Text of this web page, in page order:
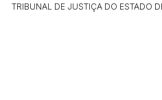
TRIBUNAL DE JUSTIÇA DO ESTADO
14/04/2025 18:43:11